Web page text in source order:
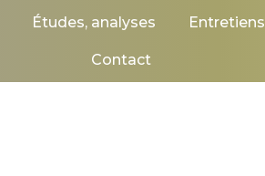
Études, analyses Entretiens
Contact